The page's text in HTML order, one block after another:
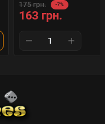
175 грн. -7%
163 грн.